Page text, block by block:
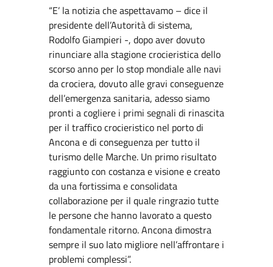
“E’ la notizia che aspettavamo – dice il
presidente dell’Autorità di sistema,
Rodolfo Giampieri -, dopo aver dovuto
rinunciare alla stagione crocieristica dello
scorso anno per lo stop mondiale alle navi
da crociera, dovuto alle gravi conseguenze
dell’emergenza sanitaria, adesso siamo
pronti a cogliere i primi segnali di rinascita
per il traffico crocieristico nel porto di
Ancona e di conseguenza per tutto il
turismo delle Marche. Un primo risultato
raggiunto con costanza e visione e creato
da una fortissima e consolidata
collaborazione per il quale ringrazio tutte
le persone che hanno lavorato a questo
fondamentale ritorno. Ancona dimostra
sempre il suo lato migliore nell’affrontare i
problemi complessi”.